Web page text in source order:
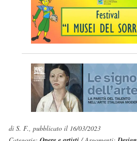
di S. F., pubblicato il 16/03/2023